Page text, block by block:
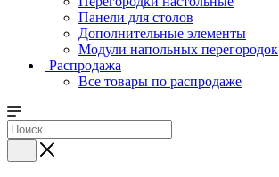
Панели для столов
Дополнительные элементы
Модули напольных перегородок
Распродажа
Все товары по распродаже